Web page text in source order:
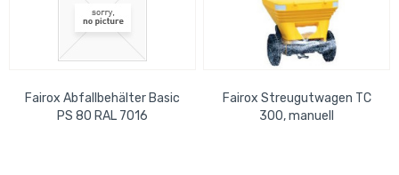
Fairox Abfallbehälter Basic
PS 80 RAL 7016
Fairox Streugutwagen TC
300, manuell